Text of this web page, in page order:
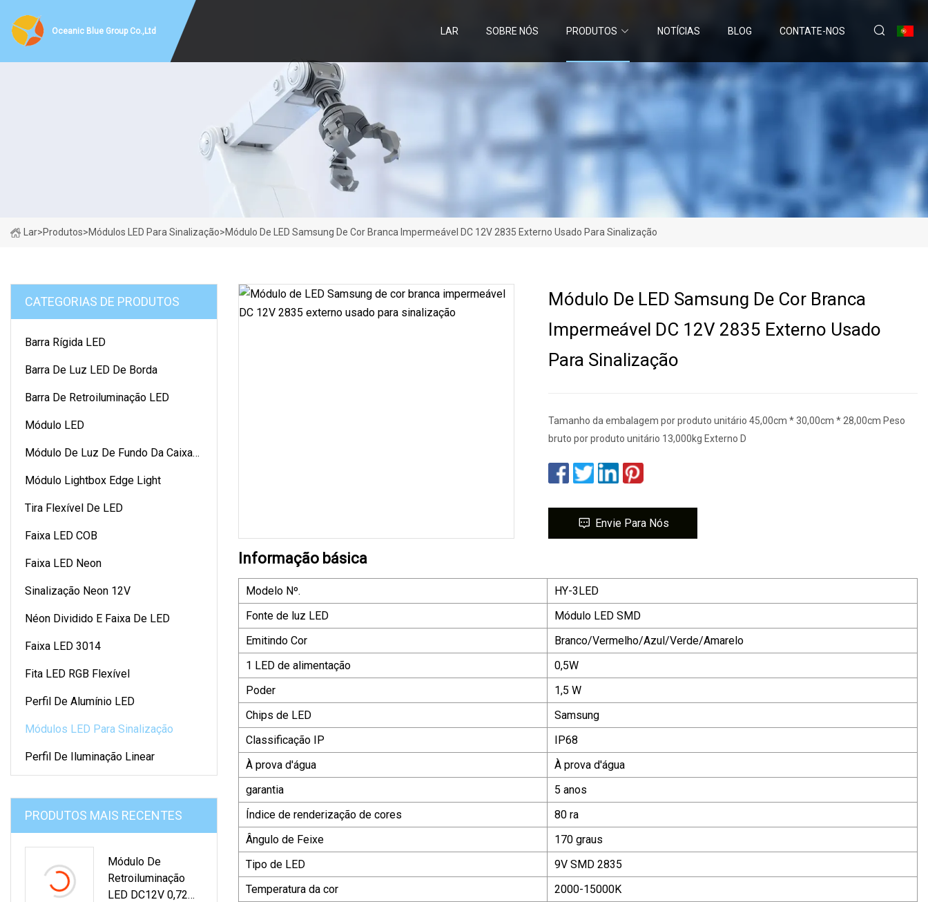
Oceanic Blue Group Co.,Ltd LAR SOBRE NÓS PRODUTOS NOTÍCIAS BLOG CONTATE-NOS
Lar>Produtos>Módulos LED Para Sinalização>Módulo De LED Samsung De Cor Branca Impermeável DC 12V 2835 Externo Usado Para Sinalização
CATEGORIAS DE PRODUTOS
Barra Rígida LED
Barra De Luz LED De Borda
Barra De Retroiluminação LED
Módulo LED
Módulo De Luz De Fundo Da Caixa
Módulo Lightbox Edge Light
Tira Flexível De LED
Faixa LED COB
Faixa LED Neon
Sinalização Neon 12V
Néon Dividido E Faixa De LED
Faixa LED 3014
Fita LED RGB Flexível
Perfil De Alumínio LED
Módulos LED Para Sinalização
Perfil De Iluminação Linear
PRODUTOS MAIS RECENTES
Módulo De
Retroiluminação
LED DC12V 0,72
Módulo De LED Samsung De Cor Branca
Impermeável DC 12V 2835 Externo Usado
Para Sinalização
Tamanho da embalagem por produto unitário 45,00cm * 30,00cm * 28,00cm Peso
bruto por produto unitário 13,000kg Externo D
Envie Para Nós
Informação básica
Modelo Nº.
HY-3LED
Fonte de luz LED
Módulo LED SMD
Emitindo Cor
Branco/Vermelho/Azul/Verde/Amarelo
1 LED de alimentação
0,5W
Poder
1,5 W
Chips de LED
Samsung
Classificação IP
IP68
À prova d'água
À prova d'água
garantia
5 anos
Índice de renderização de cores
80 ra
Ângulo de Feixe
170 graus
Tipo de LED
9V SMD 2835
Temperatura da cor
2000-15000K